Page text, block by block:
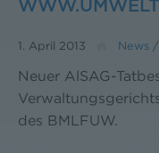
1. April 2013 News /
Neuer AlSAG-
des BMLFUW.